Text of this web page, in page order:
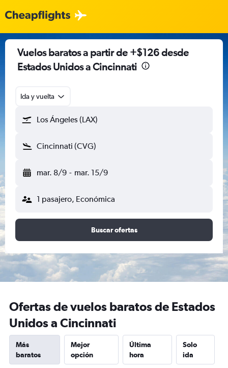
Vuelos baratos a partir de +$126 desde
Estados Unidos a Cincinnati
Ida y vuelta
Los Ángeles (LAX)
Cincinnati (CVG)
mar. 8/9 - mar. 15/9
1 pasajero, Económica
Buscar ofertas
Ofertas de vuelos baratos de Estados
Unidos a Cincinnati
Más
baratos
Mejor
opción
Última
hora
Solo
ida